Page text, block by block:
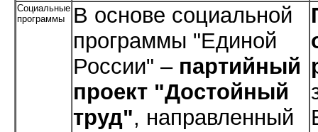
Социальные
программы
В основе социальной
программы "Единой
России" – партийный
проект "Достойный
труд", направленный